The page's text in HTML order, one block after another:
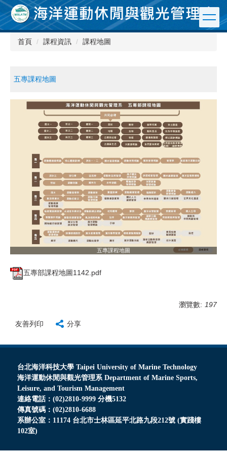
跳
到
主
首頁 課程資訊 課程地圖
五專課程地圖
五專課程地圖
五專部課程地圖1142.pdf
瀏覽數: 197
友善列印 分享
台北海洋科技大學 Taipei University of Marine Technology
海洋運動休閒與觀光管理系 Department of Marine Sports,
Leisure, and Tourism Management
連絡電話：(02)2810-9999 分機5132
傳真號碼：(02)2810-6688
系辦公室：11174 台北市士林區延平北路九段212號 (實踐樓
102室)